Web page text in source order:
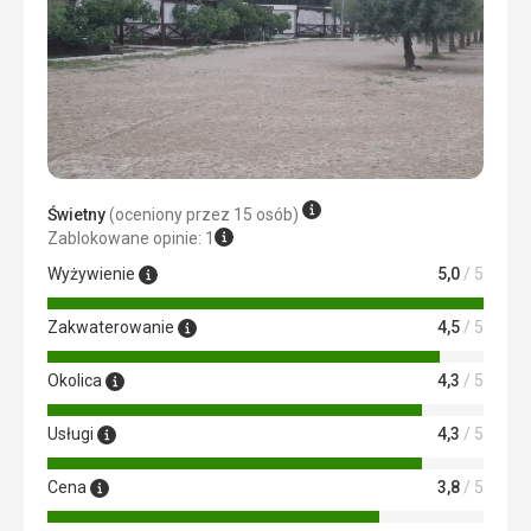
Zakwaterowanie
Doskonałe zakwaterowanie
Usługi
Usługi konkurencyjne
Ta recenzja została automatycznie przetłumaczona za
pomocą Google Translate
Świetny(oceniony przez 15 osób)
Zablokowane opinie: 1
Wyżywienie
5,0 / 5
Zakwaterowanie 4,5 / 5
Okolica 4,3 / 5
Usługi 4,3 / 5
Cena 3,8 / 5